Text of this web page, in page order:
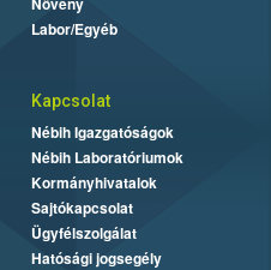
Labor/Egyéb
Kapcsolat
Nébih Igazgatóságok
Nébih Laboratóriumok
Kormányhivatalok
Sajtókapcsolat
Ügyfélszolgálat
Hatósági jogsegély